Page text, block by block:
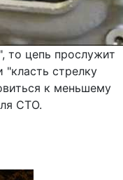
то цепь прослужит
стрелку
к меньшему
СТО.